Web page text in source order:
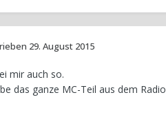
29. August 2015
mir auch so.
das ganze MC-Teil aus dem